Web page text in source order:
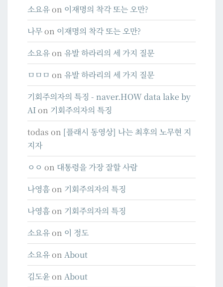
소요유on 이재명의 착각 또는 오만?
나무on 이재명의 착각 또는 오만?
소요유on 유발 하라리의 세 가지 질문
ㅁㅁㅁ on 유발 하라리의 세 가지 질문
기회주의자의 특징 - naver.HOW data lake by
AIon 기회주의자의 특징
todas on [플래시 동영상] 나는 최후의 노무현 지
지자
ㅇㅇ on 대통령을 가장 잘할 사람
나영흠on 기회주의자의 특징
나영흠on 기회주의자의 특징
소요유on 이 정도
소요유on About
김도윤on About